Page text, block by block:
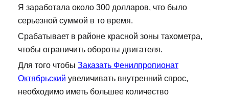
Я заработала около 300 долларов, что было
серьезной суммой в то время.
Срабатывает в районе красной зоны тахометра,
чтобы ограничить обороты двигателя.
Для того чтобы Заказать Фенилпропионат
Октябрьский увеличивать внутренний спрос,
необходимо иметь большее количество